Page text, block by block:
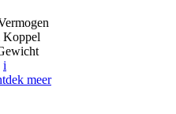
Koppel
i
meer